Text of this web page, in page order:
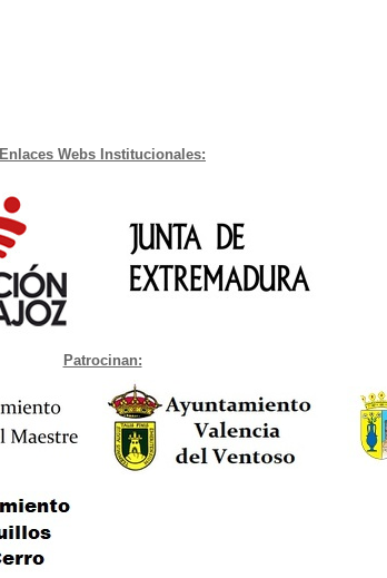
Enlaces Webs Institucionales:
Patrocinan: